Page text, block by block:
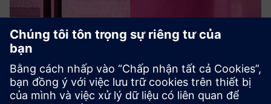
SPC intruder detection
Hệ thống phát hiện kẻ xâm nhập SPC của acre security cung
cấp các giải pháp bảo mật mạnh mẽ, đáng tin cậy. Hệ